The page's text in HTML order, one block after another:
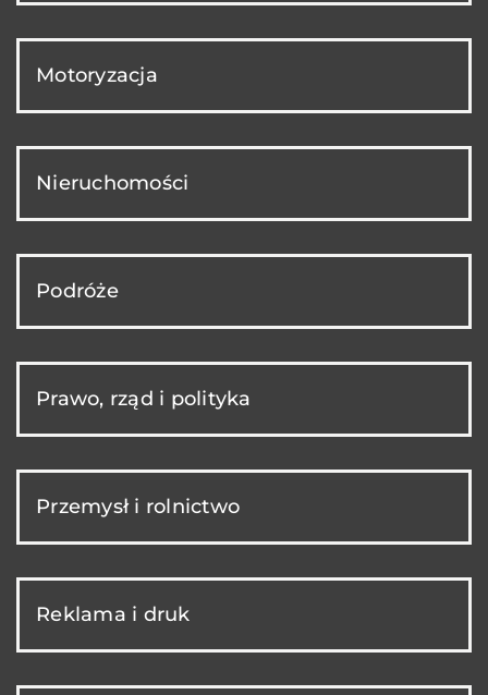
Motoryzacja
Nieruchomości
Podróże
Prawo, rząd i polityka
Przemysł i rolnictwo
Reklama i druk